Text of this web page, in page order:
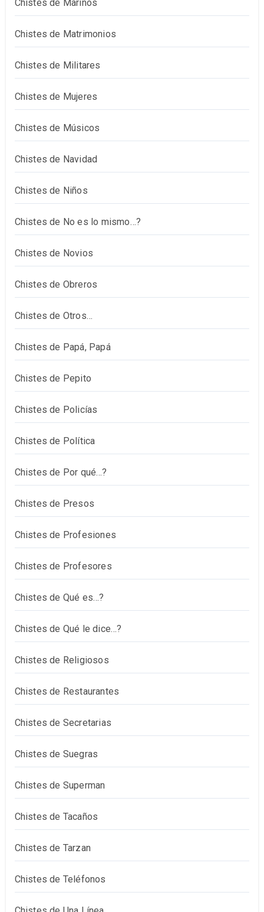
Chistes de Marinos
Chistes de Matrimonios
Chistes de Militares
Chistes de Mujeres
Chistes de Músicos
Chistes de Navidad
Chistes de Niños
Chistes de No es lo mismo…?
Chistes de Novios
Chistes de Obreros
Chistes de Otros…
Chistes de Papá, Papá
Chistes de Pepito
Chistes de Policías
Chistes de Política
Chistes de Por qué…?
Chistes de Presos
Chistes de Profesiones
Chistes de Profesores
Chistes de Qué es…?
Chistes de Qué le dice…?
Chistes de Religiosos
Chistes de Restaurantes
Chistes de Secretarias
Chistes de Suegras
Chistes de Superman
Chistes de Tacaños
Chistes de Tarzan
Chistes de Teléfonos